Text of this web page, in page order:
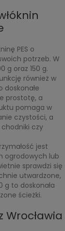
PES o
potrzeb. W
g oraz 150 g.
również w
doskonałe
prostotę, a
pomaga w
czystości, a
chodniki czy
jest
ogrodowych lub
sprawdzi się
utwardzone,
g to doskonała
ścieżki.
Wrocławia